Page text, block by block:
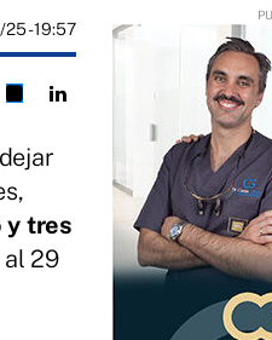
- 19:57
y tres
al 29